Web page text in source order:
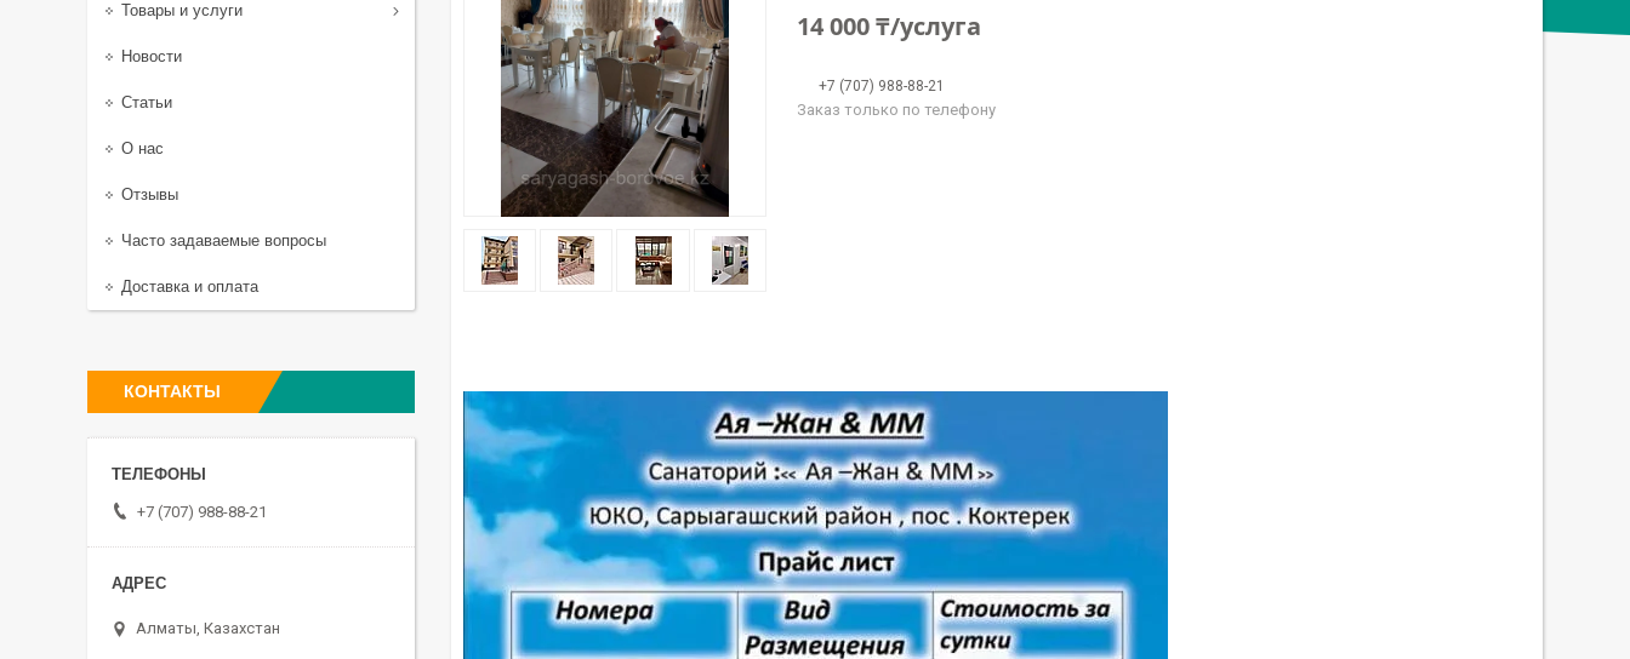
14 000 ₸/услуга
+7 (707) 988-88-21
Заказ только по телефону
Товары и услуги
Новости
Статьи
О нас
Отзывы
Часто задаваемые вопросы
Доставка и оплата
КОНТАКТЫ
+7 (707) 988-88-21
Алматы, Казахстан